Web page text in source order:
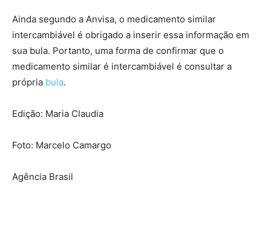
Ainda segundo a Anvisa, o medicamento similar
intercambiável é obrigado a inserir essa informação em
sua bula. Portanto, uma forma de confirmar que o
medicamento similar é intercambiável é consultar a
própria bula.
Edição: Maria Claudia
Foto: Marcelo Camargo
Agência Brasil